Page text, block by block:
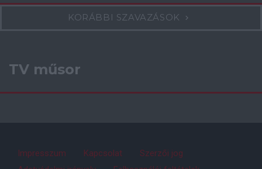
KORÁBBI SZAVAZÁSOK
TV műsor
Impresszum Kapcsolat
Szerzői jog